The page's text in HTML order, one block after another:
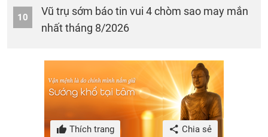
10
Vũ trụ sớm báo tin vui 4 chòm sao may mắn
nhất tháng 8/2026
Thích trang Chia sẻ